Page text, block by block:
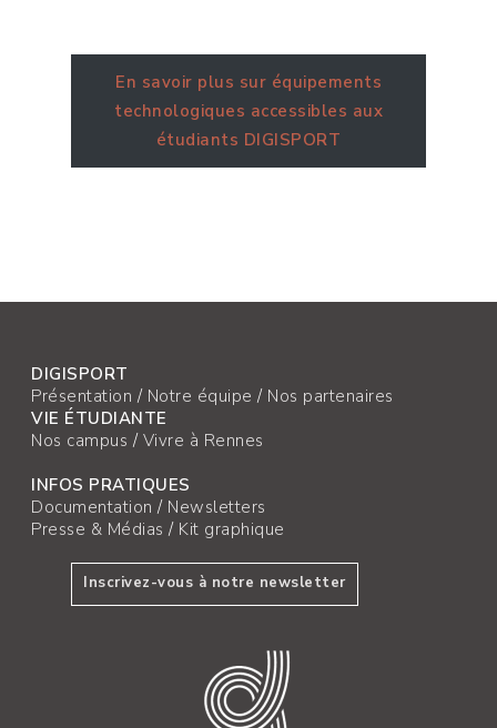
En savoir plus sur équipements
technologiques accessibles aux
étudiants DIGISPORT
DIGISPORT
Présentation / Notre équipe / Nos partenaires
VIE ÉTUDIANTE
Nos campus / Vivre à Rennes
INFOS PRATIQUES
Documentation / Newsletters
Presse & Médias / Kit graphique
Inscrivez-vous à notre newsletter